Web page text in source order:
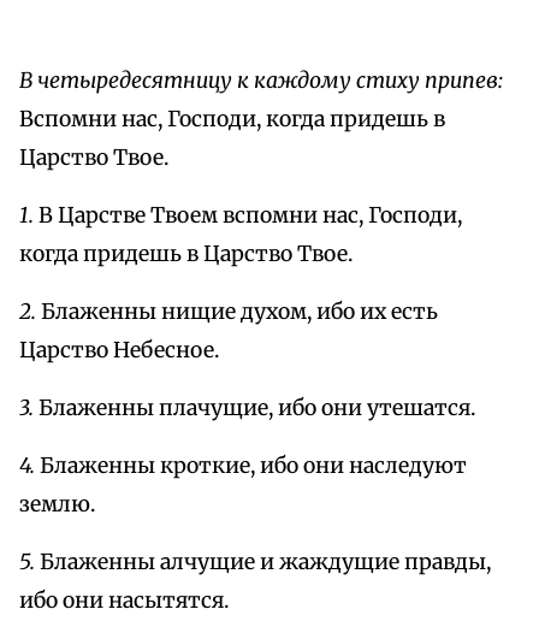
В четыредесятницу к каждому стиху припев:
Вспомни нас, Господи, когда придешь в
Царство Твое.
1. В Царстве Твоем вспомни нас, Господи,
когда придешь в Царство Твое.
2. Блаженны нищие духом, ибо их есть
Царство Небесное.
3. Блаженны плачущие, ибо они утешатся.
4. Блаженны кроткие, ибо они наследуют
землю.
5. Блаженны алчущие и жаждущие правды,
ибо они насытятся.